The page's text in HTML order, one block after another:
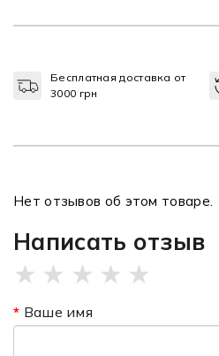
Бесплатная доставка от
3000 грн
Нет отзывов об этом товаре.
Написать отзыв
★ ★ ★ ★ ★
Ваше имя